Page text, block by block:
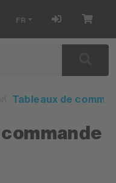
FR
Tableaux de
commande